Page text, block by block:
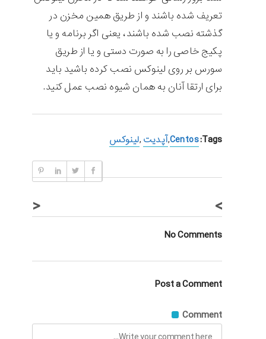
تعریف شده باشند و از طریق همین مخزن در
گذشته نصب شده باشند، یعنی اگر برنامه و یا
پکیج خاصی را به صورت دستی و یا از طریق
سورس بر روی لینوکس نصب کرده باشید باید
برای ارتقا آنان به همان شیوه نصب عمل کنید.
Tags:
Centos
,آپدیت ,لینوکس
< >
No Comments
Post a Comment
Comment